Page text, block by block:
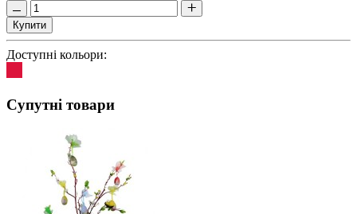
Купити
Доступні кольори:
Супутні товари